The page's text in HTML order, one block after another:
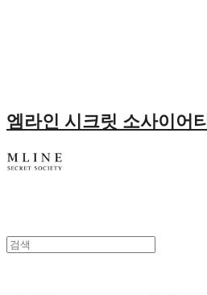
엠라인 시크릿 소사이어티